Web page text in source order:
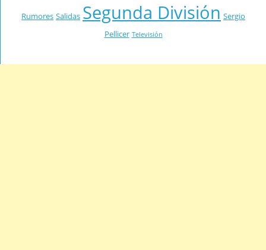
Rumores Salidas Segunda División Sergio
Pellicer Televisión